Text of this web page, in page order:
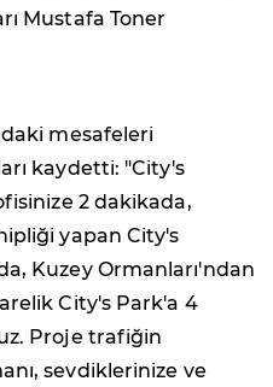
Mustafa Toner
mesafeleri
kaydetti: "City's
2 dakikada,
yapan City's
Kuzey Ormanları'ndan
City's Park'a 4
Proje trafiğin
sevdiklerinize ve